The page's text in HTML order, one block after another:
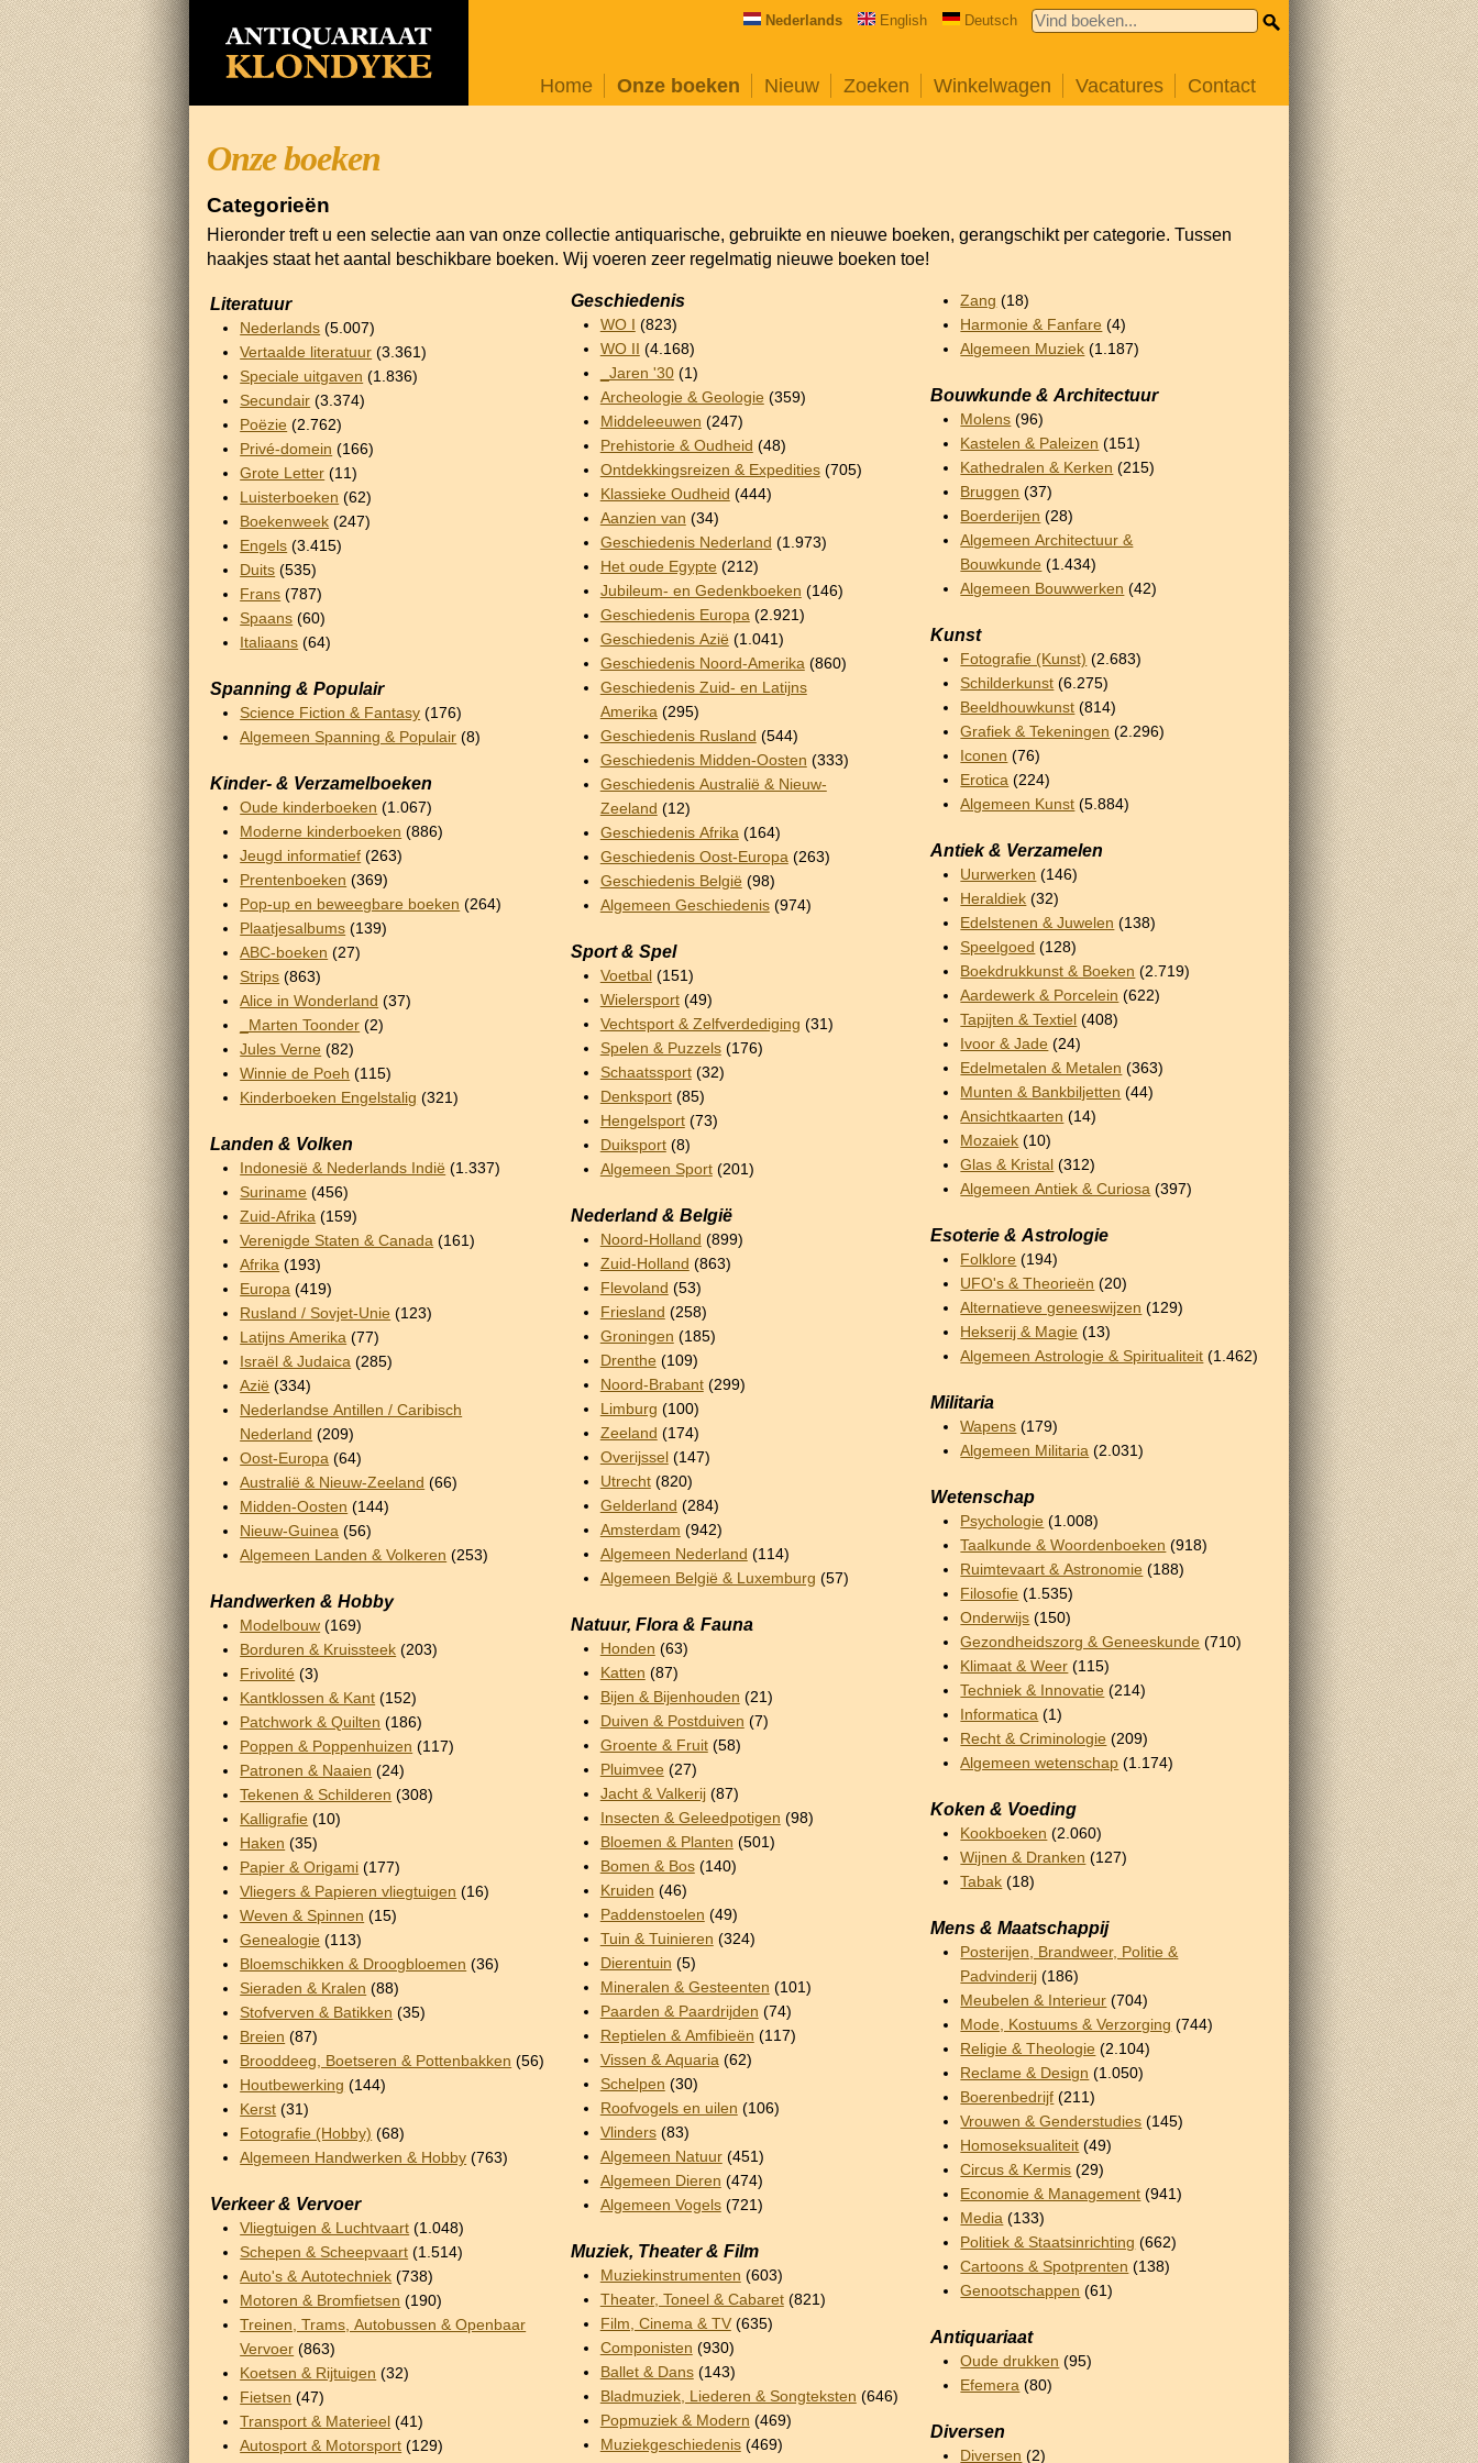
Nederlands English Deutsch
Home Onze boeken Nieuw Zoeken Winkelwagen Vacatures Contact
Onze boeken
Categorieën
Hieronder treft u een selectie aan van onze collectie antiquarische, gebruikte en nieuwe boeken, gerangschikt per categorie. Tussen
haakjes staat het aantal beschikbare boeken. Wij voeren zeer regelmatig nieuwe boeken toe!
Literatuur
Nederlands (5.007)
Vertaalde literatuur (3.361)
Speciale uitgaven (1.836)
Secundair (3.374)
Poëzie (2.762)
Privé-domein (166)
Grote Letter (11)
Luisterboeken (62)
Boekenweek (247)
Engels (3.415)
Duits (535)
Frans (787)
Spaans (60)
Italiaans (64)
Spanning & Populair
Science Fiction & Fantasy (176)
Algemeen Spanning & Populair (8)
Kinder- & Verzamelboeken
Oude kinderboeken (1.067)
Moderne kinderboeken (886)
Jeugd informatief (263)
Prentenboeken (369)
Pop-up en beweegbare boeken (264)
Plaatjesalbums (139)
ABC-boeken (27)
Strips (863)
Alice in Wonderland (37)
_Marten Toonder (2)
Jules Verne (82)
Winnie de Poeh (115)
Kinderboeken Engelstalig (321)
Landen & Volken
Indonesië & Nederlands Indië (1.337)
Suriname (456)
Zuid-Afrika (159)
Verenigde Staten & Canada (161)
Afrika (193)
Europa (419)
Rusland / Sovjet-Unie (123)
Latijns Amerika (77)
Israël & Judaica (285)
Azië (334)
Nederlandse Antillen / Caribisch
Nederland (209)
Oost-Europa (64)
Australië & Nieuw-Zeeland (66)
Midden-Oosten (144)
Nieuw-Guinea (56)
Algemeen Landen & Volkeren (253)
Handwerken & Hobby
Modelbouw (169)
Borduren & Kruissteek (203)
Frivolité (3)
Kantklossen & Kant (152)
Patchwork & Quilten (186)
Poppen & Poppenhuizen (117)
Patronen & Naaien (24)
Tekenen & Schilderen (308)
Kalligrafie (10)
Haken (35)
Papier & Origami (177)
Vliegers & Papieren vliegtuigen (16)
Weven & Spinnen (15)
Genealogie (113)
Bloemschikken & Droogbloemen (36)
Sieraden & Kralen (88)
Stofverven & Batikken (35)
Breien (87)
Brooddeeg, Boetseren & Pottenbakken (56)
Houtbewerking (144)
Kerst (31)
Fotografie (Hobby) (68)
Algemeen Handwerken & Hobby (763)
Verkeer & Vervoer
Vliegtuigen & Luchtvaart (1.048)
Schepen & Scheepvaart (1.514)
Auto's & Autotechniek (738)
Motoren & Bromfietsen (190)
Treinen, Trams, Autobussen & Openbaar
Vervoer (863)
Koetsen & Rijtuigen (32)
Fietsen (47)
Transport & Materieel (41)
Autosport & Motorsport (129)
Geschiedenis
WO I (823)
WO II (4.168)
_Jaren '30(1)
Archeologie & Geologie (359)
Middeleeuwen (247)
Prehistorie & Oudheid (48)
Ontdekkingsreizen & Expedities(705)
Klassieke Oudheid (444)
Aanzien van (34)
Geschiedenis Nederland (1.973)
Het oude Egypte (212)
Jubileum- en Gedenkboeken (146)
Geschiedenis Europa (2.921)
Geschiedenis Azië (1.041)
Geschiedenis Noord-Amerika (860)
Geschiedenis Zuid- en Latijns
Amerika (295)
Geschiedenis Rusland (544)
Geschiedenis Midden-Oosten (333)
Geschiedenis Australië & Nieuw-
Zeeland (12)
Geschiedenis Afrika (164)
Geschiedenis Oost-Europa (263)
Geschiedenis België (98)
Algemeen Geschiedenis(974)
Sport & Spel
Voetbal(151)
Wielersport(49)
Vechtsport & Zelfverdediging (31)
Spelen & Puzzels(176)
Schaatssport(32)
Denksport(85)
Hengelsport(73)
Duiksport(8)
Algemeen Sport(201)
Nederland & België
Noord-Holland (899)
Zuid-Holland (863)
Flevoland (53)
Friesland (258)
Groningen (185)
Drenthe (109)
Noord-Brabant(299)
Limburg (100)
Zeeland (174)
Overijssel(147)
Utrecht(820)
Gelderland (284)
Amsterdam (942)
Algemeen Nederland (114)
Algemeen België & Luxemburg (57)
Natuur, Flora & Fauna
Honden (63)
Katten (87)
Bijen & Bijenhouden (21)
Duiven & Postduiven (7)
Groente & Fruit(58)
Pluimvee (27)
Jacht & Valkerij(87)
Insecten & Geleedpotigen (98)
Bloemen & Planten (501)
Bomen & Bos(140)
Kruiden (46)
Paddenstoelen (49)
Tuin & Tuinieren (324)
Dierentuin (5)
Mineralen & Gesteenten (101)
Paarden & Paardrijden (74)
Reptielen & Amfibieën (117)
Vissen & Aquaria (62)
Schelpen (30)
Roofvogels en uilen (106)
Vlinders(83)
Algemeen Natuur(451)
Algemeen Dieren (474)
Algemeen Vogels(721)
Muziek, Theater & Film
Muziekinstrumenten (603)
Theater, Toneel & Cabaret(821)
Film, Cinema & TV(635)
Componisten (930)
Ballet & Dans(143)
Bladmuziek, Liederen & Songteksten (646)
Popmuziek & Modern (469)
Muziekgeschiedenis(469)
Zang (18)
Harmonie & Fanfare (4)
Algemeen Muziek (1.187)
Bouwkunde & Architectuur
Molens (96)
Kastelen & Paleizen (151)
Kathedralen & Kerken (215)
Bruggen (37)
Boerderijen (28)
Algemeen Architectuur &
Bouwkunde (1.434)
Algemeen Bouwwerken (42)
Kunst
Fotografie (Kunst) (2.683)
Schilderkunst (6.275)
Beeldhouwkunst (814)
Grafiek & Tekeningen (2.296)
Iconen (76)
Erotica (224)
Algemeen Kunst (5.884)
Antiek & Verzamelen
Uurwerken (146)
Heraldiek (32)
Edelstenen & Juwelen (138)
Speelgoed (128)
Boekdrukkunst & Boeken (2.719)
Aardewerk & Porcelein (622)
Tapijten & Textiel (408)
Ivoor & Jade (24)
Edelmetalen & Metalen (363)
Munten & Bankbiljetten (44)
Ansichtkaarten (14)
Mozaiek (10)
Glas & Kristal (312)
Algemeen Antiek & Curiosa (397)
Esoterie & Astrologie
Folklore (194)
UFO's & Theorieën (20)
Alternatieve geneeswijzen (129)
Hekserij & Magie (13)
Algemeen Astrologie & Spiritualiteit (1.462)
Militaria
Wapens (179)
Algemeen Militaria (2.031)
Wetenschap
Psychologie (1.008)
Taalkunde & Woordenboeken (918)
Ruimtevaart & Astronomie (188)
Filosofie (1.535)
Onderwijs (150)
Gezondheidszorg & Geneeskunde (710)
Klimaat & Weer (115)
Techniek & Innovatie (214)
Informatica (1)
Recht & Criminologie (209)
Algemeen wetenschap (1.174)
Koken & Voeding
Kookboeken (2.060)
Wijnen & Dranken (127)
Tabak (18)
Mens & Maatschappij
Posterijen, Brandweer, Politie &
Padvinderij (186)
Meubelen & Interieur (704)
Mode, Kostuums & Verzorging (744)
Religie & Theologie (2.104)
Reclame & Design (1.050)
Boerenbedrijf (211)
Vrouwen & Genderstudies (145)
Homoseksualiteit (49)
Circus & Kermis (29)
Economie & Management (941)
Media (133)
Politiek & Staatsinrichting (662)
Cartoons & Spotprenten (138)
Genootschappen (61)
Antiquariaat
Oude drukken (95)
Efemera (80)
Diversen
Diversen (2)